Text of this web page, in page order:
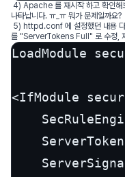
4) Apache 를 재시작 하고 확인
나타납니다. ㅠ_ㅠ 뭐가 문제일까요?
5) httpd.conf 에 설정했던 내용
를 "ServerTokens Full" 로 수정,
LoadModule
<IfModule